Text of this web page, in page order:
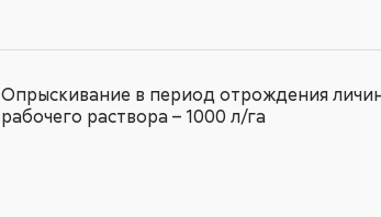
Опрыскивание в период отрождения
рабочего раствора – 1000 л/га